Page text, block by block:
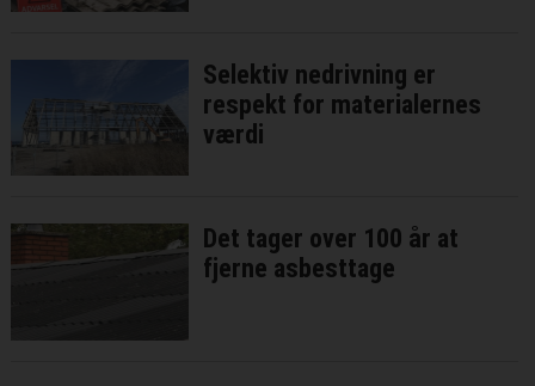
Selektiv nedrivning er
respekt for materialernes
værdi
Det tager over 100 år at
fjerne asbesttage